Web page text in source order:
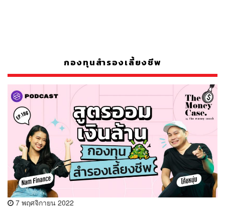
กองทุนสำรองเลี้ยงชีพ
7 พฤศจิกายน 2022